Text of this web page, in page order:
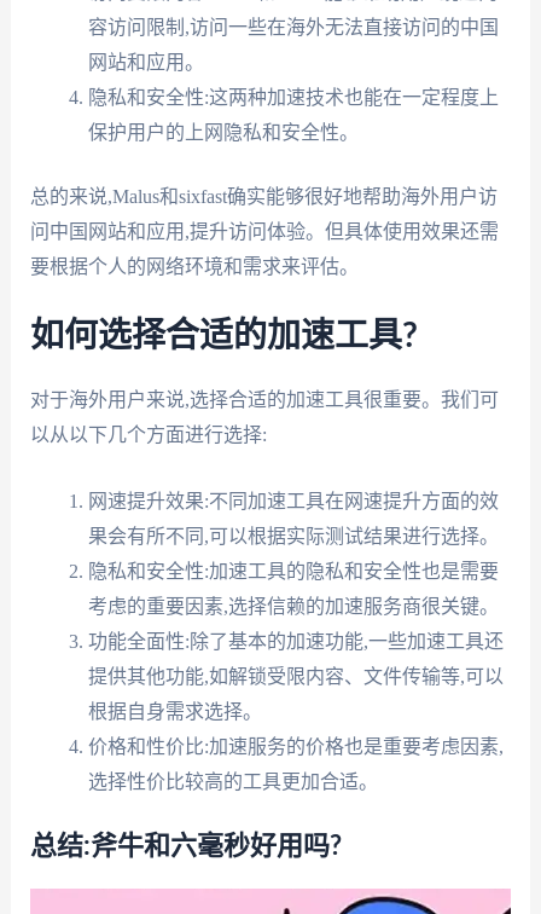
容访问限制,访问一些在海外无法直接访问的中国
网站和应用。
隐私和安全性:这两种加速技术也能在一定程度上
保护用户的上网隐私和安全性。
总的来说,Malus和sixfast确实能够很好地帮助海外用户访
问中国网站和应用,提升访问体验。但具体使用效果还需
要根据个人的网络环境和需求来评估。
如何选择合适的加速工具?
对于海外用户来说,选择合适的加速工具很重要。我们可
以从以下几个方面进行选择:
网速提升效果:不同加速工具在网速提升方面的效
果会有所不同,可以根据实际测试结果进行选择。
隐私和安全性:加速工具的隐私和安全性也是需要
考虑的重要因素,选择信赖的加速服务商很关键。
功能全面性:除了基本的加速功能,一些加速工具还
提供其他功能,如解锁受限内容、文件传输等,可以
根据自身需求选择。
价格和性价比:加速服务的价格也是重要考虑因素,
选择性价比较高的工具更加合适。
总结:斧牛和六毫秒好用吗?